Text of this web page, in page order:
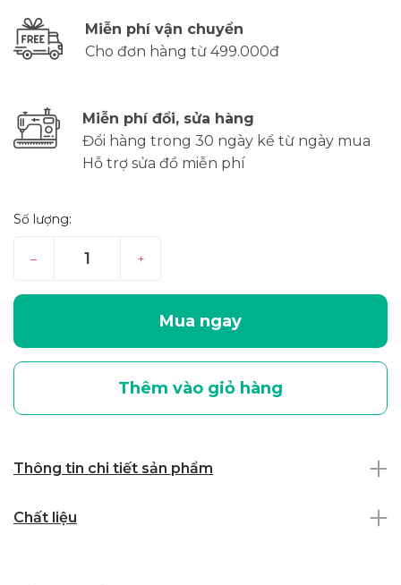
Miễn phí vận chuyển
Cho đơn hàng từ 499.000đ
Miễn phí đổi, sửa hàng
Đổi hàng trong 30 ngày kể từ ngày mua
Hỗ trợ sửa đồ miễn phí
Số lượng:
– +
Mua ngay
Thêm vào giỏ hàng
Thông tin chi tiết sản phẩm
Chất liệu